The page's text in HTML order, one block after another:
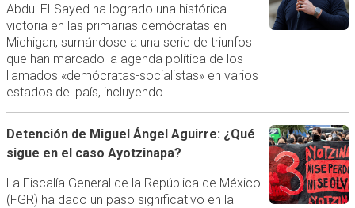
Abdul El-Sayed ha logrado una histórica
victoria en las primarias demócratas en
Michigan, sumándose a una serie de triunfos
que han marcado la agenda política de los
llamados «demócratas-socialistas» en varios
estados del país, incluyendo…
Detención de Miguel Ángel Aguirre: ¿Qué
sigue en el caso Ayotzinapa?
La Fiscalía General de la República de México
(FGR) ha dado un paso significativo en la